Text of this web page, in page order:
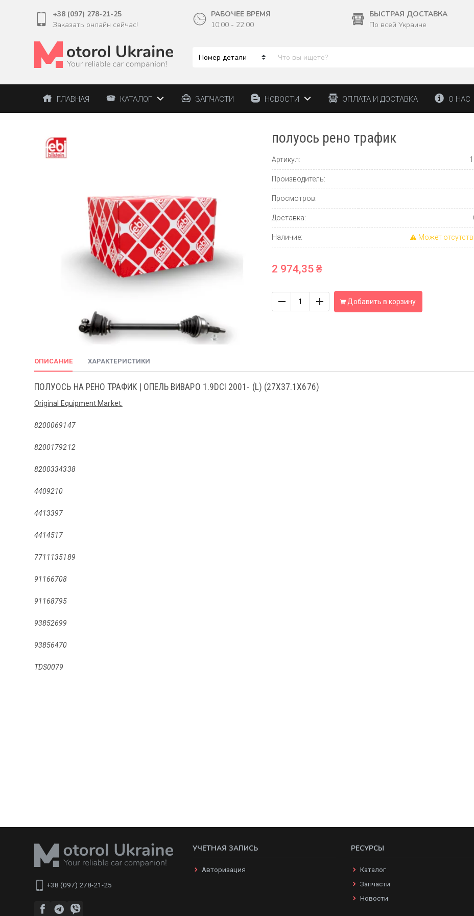
+38 (097) 278-21-25
Заказать онлайн сейчас!
РАБОЧЕЕ ВРЕМЯ
10:00 - 22:00
БЫСТРАЯ ДОСТАВКА
По всей Украине
ГЛАВНАЯ КАТАЛОГ ЗАПЧАСТИ НОВОСТИ ОПЛАТА И ДОСТАВКА О НАС
полуось рено трафик
Артикул:
Производитель:
Просмотров:
Доставка:
Наличие: Может
2 974,35 ₴
Добавить в корзину
ОПИСАНИЕ ХАРАКТЕРИСТИКИ
ПОЛУОСЬ НА РЕНО ТРАФИК | ОПЕЛЬ ВИВАРО 1.9DCI 2001- (L) (27X37.1X676)
Original Equipment Market:
8200069147
8200179212
8200334338
4409210
4413397
4414517
7711135189
91166708
91168795
93852699
93856470
TDS0079
+38 (097) 278-21-25
УЧЕТНАЯ ЗАПИСЬ
Авторизация
РЕСУРСЫ
Каталог
Запчасти
Новости